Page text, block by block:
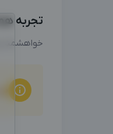
تجربه همکاری خود